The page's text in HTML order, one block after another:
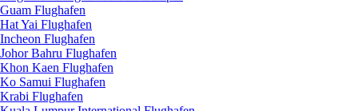
Guam Flughafen
Hat Yai Flughafen
Incheon Flughafen
Johor Bahru Flughafen
Khon Kaen Flughafen
Ko Samui Flughafen
Krabi Flughafen